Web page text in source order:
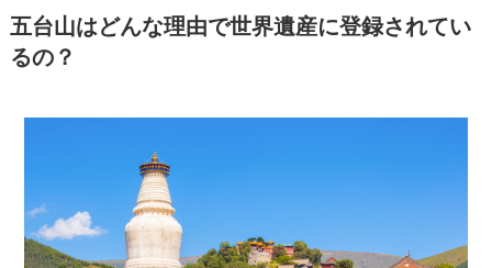
五台山はどんな理由で世界遺産に登録されてい
るの？